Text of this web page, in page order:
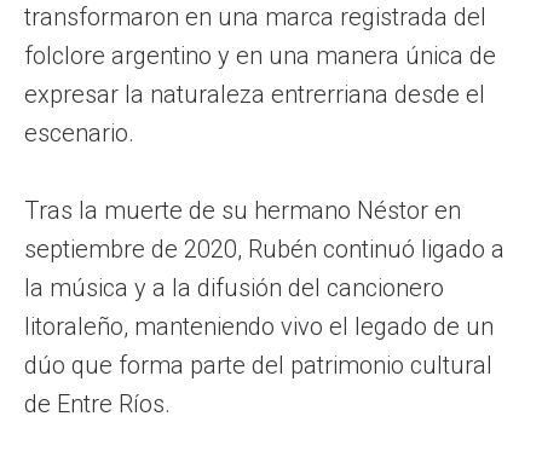
transformaron en una marca registrada del
folclore argentino y en una manera única de
expresar la naturaleza entrerriana desde el
escenario.
Tras la muerte de su hermano Néstor en
septiembre de 2020, Rubén continuó ligado a
la música y a la difusión del cancionero
litoraleño, manteniendo vivo el legado de un
dúo que forma parte del patrimonio cultural
de Entre Ríos.